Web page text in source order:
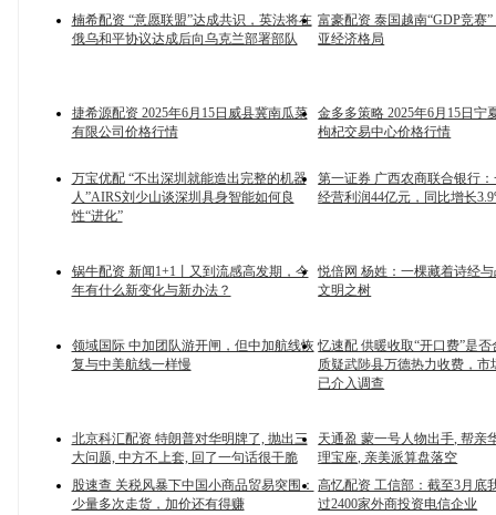
楠希配资 “意愿联盟”达成共识，英法将在
俄乌和平协议达成后向乌克兰部署部队
富豪配资 泰国越南“GDP竞赛
亚经济格局
捷希源配资 2025年6月15日威县冀南瓜菜
有限公司价格行情
金多多策略 2025年6月15日宁
枸杞交易中心价格行情
万宝优配 “不出深圳就能造出完整的机器
人”AIRS刘少山谈深圳具身智能如何良
性“进化”
第一证券 广西农商联合银行
经营利润44亿元，同比增长
锅牛配资 新闻1+1丨又到流感高发期，今
年有什么新变化与新办法？
悦倍网 杨姓：一棵藏着诗经
文明之树
领域国际 中加团队游开闸，但中加航线恢
复与中美航线一样慢
忆速配 供暖收取“开口费”是
质疑武陟县万德热力收费，市
已介入调查
北京科汇配资 特朗普对华明牌了, 抛出三
大问题, 中方不上套, 回了一句话很干脆
天通盈 蒙一号人物出手, 帮亲
理宝座, 亲美派算盘落空
股速查 关税风暴下中国小商品贸易突围：
少量多次走货，加价还有得赚
高忆配资 工信部：截至3月底
过2400家外商投资电信企业